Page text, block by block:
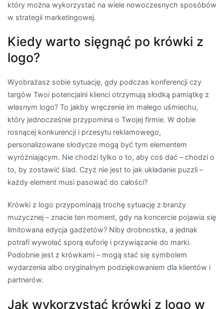
który można wykorzystać na wiele nowoczesnych sposóbów
w strategii marketingowej.
Kiedy warto sięgnąć po krówki z
logo?
Wyobrażasz sobie sytuację, gdy podczas konferencji czy
targów Twoi potencjalni klienci otrzymują słodką pamiątkę z
własnym logo? To jakby wręczenie im małego uśmiechu,
który jednocześnie przypomina o Twojej firmie. W dobie
rosnącej konkurencji i przesytu reklamowego,
personalizowane słodycze mogą być tym elementem
wyróżniającym. Nie chodzi tylko o to, aby coś dać – chodzi o
to, by zostawić ślad. Czyż nie jest to jak układanie puzzli –
każdy element musi pasować do całości?
Krówki z logo przypominają trochę sytuację z branży
muzycznej – znacie ten moment, gdy na koncercie pojawia się
limitowana edycja gadżetów? Niby drobnostka, a jednak
potrafi wywołać sporą euforię i przywiązanie do marki.
Podobnie jest z krówkami – mogą stać się symbolem
wydarzenia albo oryginalnym podziękowaniem dla klientów i
partnerów.
Jak wykorzystać krówki z logo w